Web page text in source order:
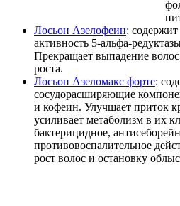
Лосьон Азелофеин:
активность 5-альфа-
Прекращает выпадение
роста.
Лосьон Азеломакс форте:
сосудорасширяющие
и кофеин. Улучшает приток
усиливает метаболизм в их
бактерицидное,
противовоспалительное
рост волос и остановку